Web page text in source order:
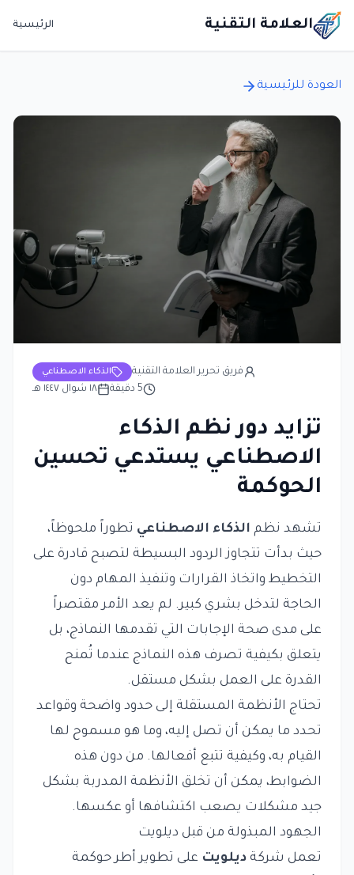
العلامة التقنية الرئيسية
العودة للرئيسية
الذكاء الاصطناعي
فريق تحرير العلامة التقنية
١٨ شوال ١٤٤٧ هـ
5 دقيقة
تزايد دور نظم الذكاء
الاصطناعي يستدعي تحسين
الحوكمة
تشهد نظم الذكاء الاصطناعي تطوراً ملحوظاً،
حيث بدأت تتجاوز الردود البسيطة لتصبح قادرة على
التخطيط واتخاذ القرارات وتنفيذ المهام دون
الحاجة لتدخل بشري كبير. لم يعد الأمر مقتصراً
على مدى صحة الإجابات التي تقدمها النماذج، بل
يتعلق بكيفية تصرف هذه النماذج عندما تُمنح
القدرة على العمل بشكل مستقل.
تحتاج الأنظمة المستقلة إلى حدود واضحة وقواعد
تحدد ما يمكن أن تصل إليه، وما هو مسموح لها
القيام به، وكيفية تتبع أفعالها. من دون هذه
الضوابط، يمكن أن تخلق الأنظمة المدربة بشكل
جيد مشكلات يصعب اكتشافها أو عكسها.
الجهود المبذولة من قبل ديلويت
تعمل شركة ديلويت على تطوير أطر حوكمة